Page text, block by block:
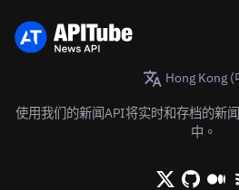
Hong Kong (
使用我们的新闻API将实时和存档的新
中。
X/Twitter
Github